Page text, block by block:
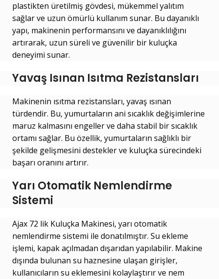
plastikten üretilmiş gövdesi, mükemmel yalıtım
sağlar ve uzun ömürlü kullanım sunar. Bu dayanıklı
yapı, makinenin performansını ve dayanıklılığını
artırarak, uzun süreli ve güvenilir bir kuluçka
deneyimi sunar.
Yavaş Isınan Isıtma Rezistansları
Makinenin ısıtma rezistansları, yavaş ısınan
türdendir. Bu, yumurtaların ani sıcaklık değişimlerine
maruz kalmasını engeller ve daha stabil bir sıcaklık
ortamı sağlar. Bu özellik, yumurtaların sağlıklı bir
şekilde gelişmesini destekler ve kuluçka sürecindeki
başarı oranını artırır.
Yarı Otomatik Nemlendirme
Sistemi
Ajax 72 lik Kuluçka Makinesi, yarı otomatik
nemlendirme sistemi ile donatılmıştır. Su ekleme
işlemi, kapak açılmadan dışarıdan yapılabilir. Makine
dışında bulunan su haznesine ulaşan girişler,
kullanıcıların su eklemesini kolaylaştırır ve nem